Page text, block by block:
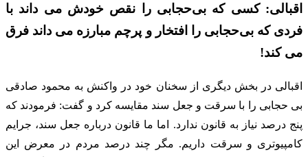
اقبالی: کسی که بی‌حجابی را نقص خودش می داند با
فردی که بی‌حجابی را افتخار و پرچم مبارزه می داند فرق
می کند!
اقبالی در بخش دیگری از سخنان خود در واکنش به محمود صادقی
بی حجابی را با سرقت و جعل سند مقایسه کرد و گفت: فرمودند که
پنج درصد نیاز به قانون ندارد. اما ما قانون درباره جعل سند، جرایم
کامپیوتری و سرقت داریم. مگر چند درصد مردم در معرض این